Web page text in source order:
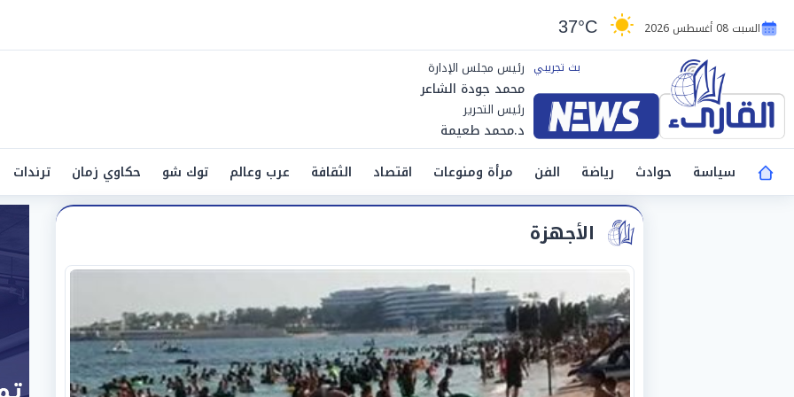
السبت 08 أغسطس 2026 37°C
رئيس مجلس الإدارة
محمد جودة الشاعر
رئيس التحرير
د.محمد طعيمة
سياسة
حوادث رياضة الفن مرأة ومنوعات اقتصاد الثقافة عرب وعالم توك شو حكاوي زمان ترندات
الأجهزة